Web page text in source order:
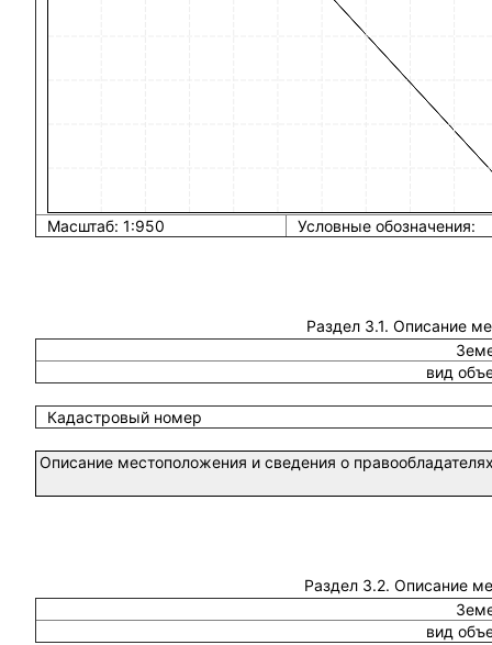
Масштаб: 1:950 Условные обозначения:
Раздел 3.1. Описание
вид
Кадастровый номер
Описание местоположения и сведения о
Раздел 3.2. Описание
вид